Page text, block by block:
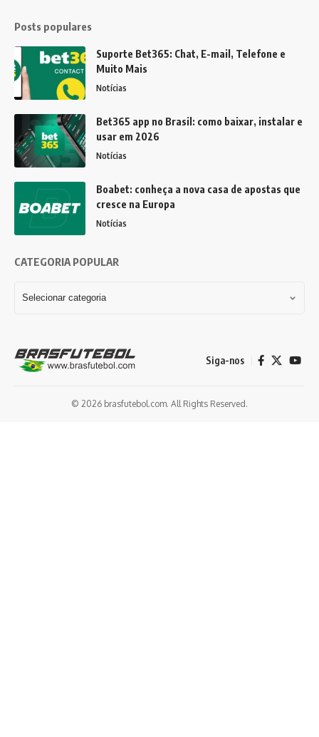
Posts populares
Suporte Bet365: Chat, E-mail, Telefone e
Muito Mais
Notícias
Bet365 app no Brasil: como baixar, instalar e
usar em 2026
Notícias
Boabet: conheça a nova casa de apostas que
cresce na Europa
Notícias
CATEGORIA POPULAR
Siga-nos
© 2026 brasfutebol.com. All Rights Reserved.